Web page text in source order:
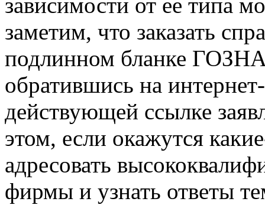
заметим, что заказать
подлинном бланке
обратившись на
действующей ссылке
этом, если окажутся
адресовать
фирмы и узнать ответы